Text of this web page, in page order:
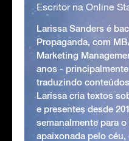
Escritor na Online
Larissa Sanders é
Propaganda, com
Marketing
anos -
traduzindo
Larissa cria textos
e presentes desde
semanalmente para
apaixonada pelo